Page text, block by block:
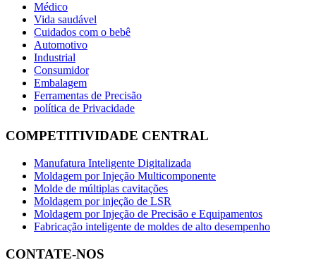
Médico
Vida saudável
Cuidados com o bebê
Automotivo
Industrial
Consumidor
Embalagem
Ferramentas de Precisão
política de Privacidade
COMPETITIVIDADE CENTRAL
Manufatura Inteligente Digitalizada
Moldagem por Injeção Multicomponente
Molde de múltiplas cavitações
Moldagem por injeção de LSR
Moldagem por Injeção de Precisão e Equipamentos
Fabricação inteligente de moldes de alto desempenho
CONTATE-NOS